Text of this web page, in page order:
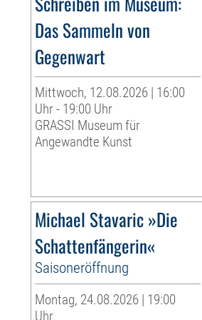
Das Sammeln von
Gegenwart
Mittwoch, 12.08.2026 | 16:00
Uhr - 19:00 Uhr
GRASSI Museum für
Angewandte Kunst
Michael Stavaric »Die
Schattenfängerin«
Saisoneröffnung
Montag, 24.08.2026 | 19:00
Uhr